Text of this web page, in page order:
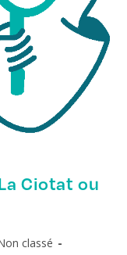
Ciotat ou
classé